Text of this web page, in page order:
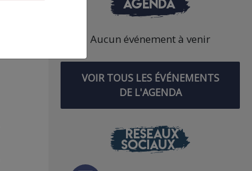
Aucun événement à venir
VOIR TOUS LES ÉVÉNEMENTS
DE L'AGENDA
RÉSEAUX
SOCIAUX